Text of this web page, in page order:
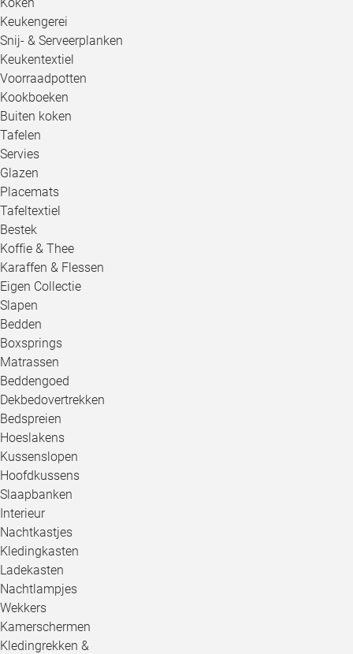
Keukengerei
Snij- & Serveerplanken
Keukentextiel
Voorraadpotten
Kookboeken
Buiten koken
Tafelen
Servies
Glazen
Placemats
Tafeltextiel
Bestek
Koffie & Thee
Karaffen & Flessen
Eigen Collectie
Slapen
Bedden
Boxsprings
Matrassen
Beddengoed
Dekbedovertrekken
Bedspreien
Hoeslakens
Kussenslopen
Hoofdkussens
Slaapbanken
Interieur
Nachtkastjes
Kledingkasten
Ladekasten
Nachtlampjes
Wekkers
Kamerschermen
Kledingrekken &